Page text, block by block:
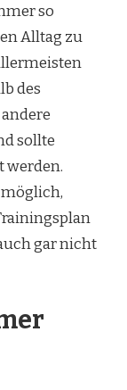
so
Alltag zu
des
sollte
werden.
gar nicht